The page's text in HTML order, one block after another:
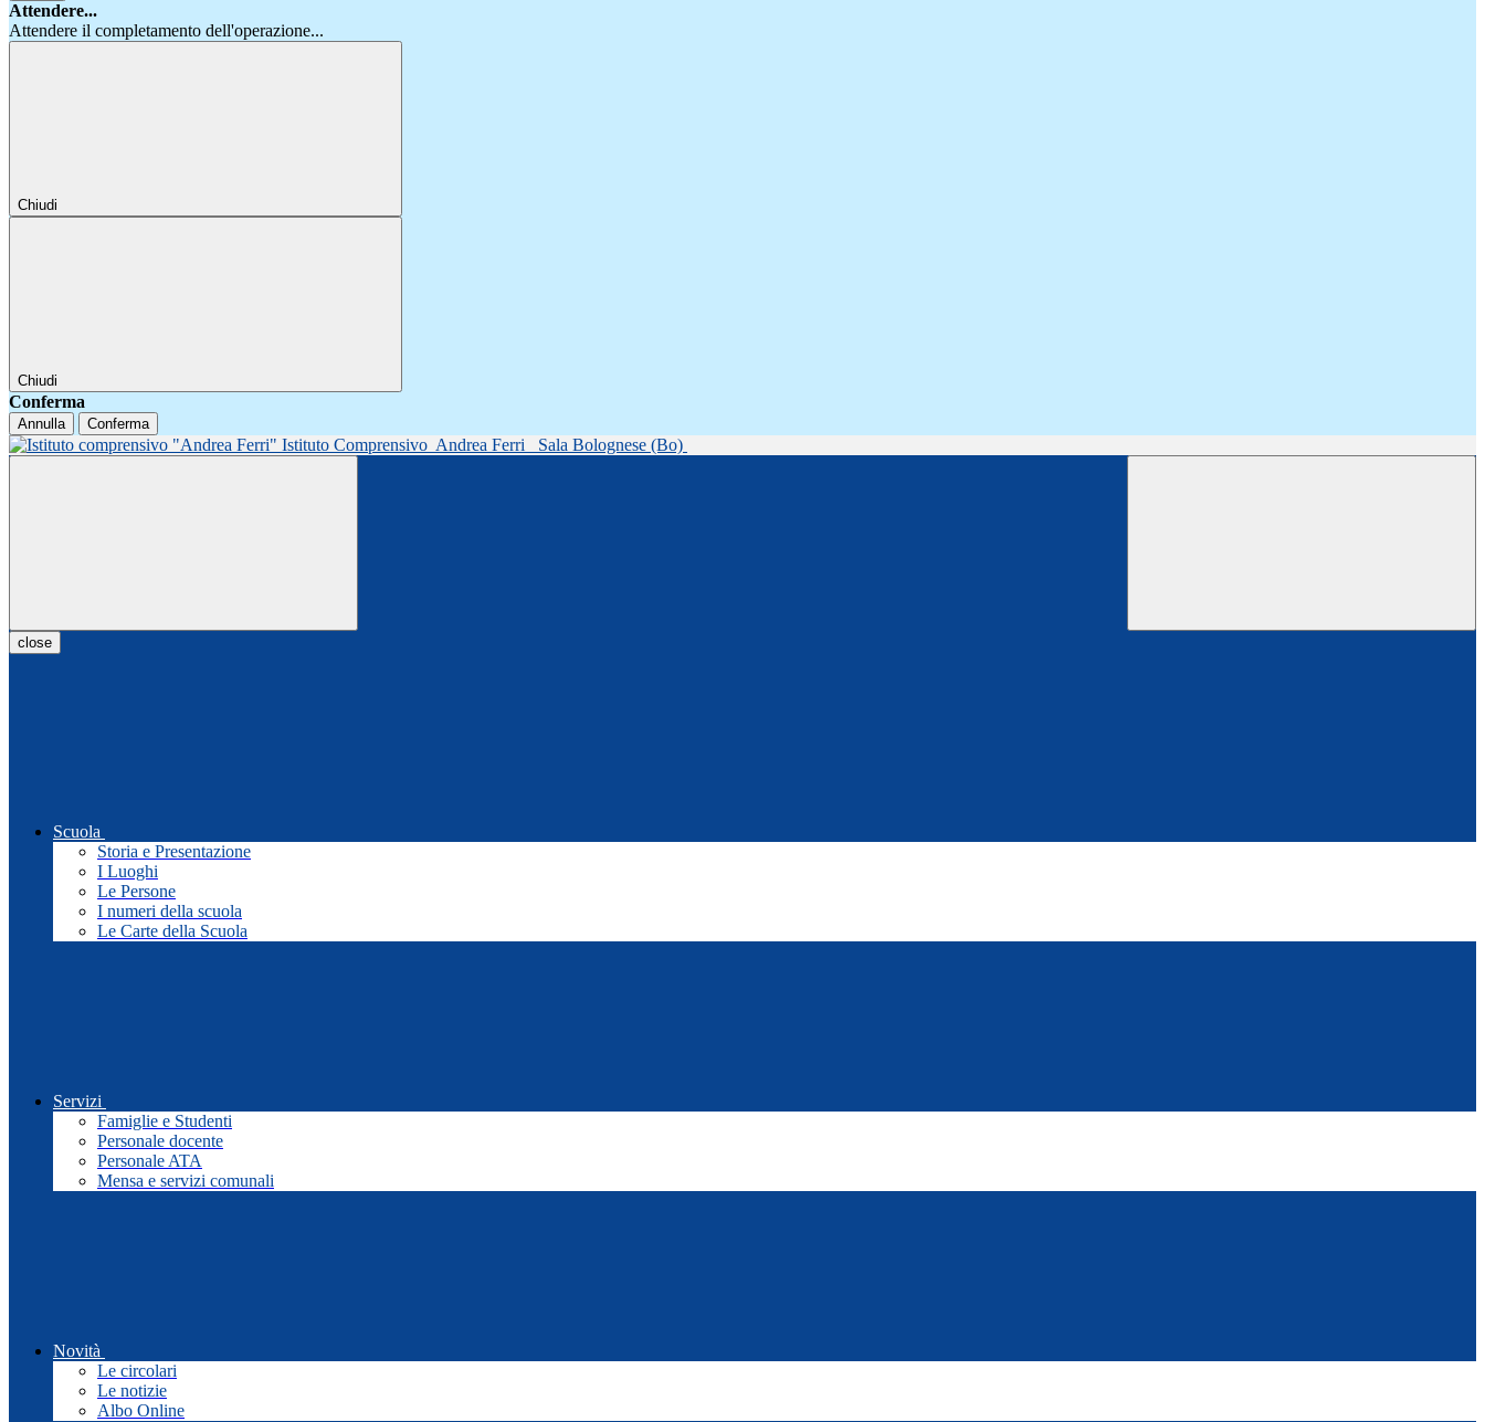
Attendere...
Attendere il completamento dell'operazione...
Chiudi
Chiudi
Conferma
Annulla Conferma
Istituto Comprensivo Andrea Ferri Sala Bolognese (Bo)
close
Scuola
Storia e Presentazione
I Luoghi
Le Persone
I numeri della scuola
Le Carte della Scuola
Servizi
Famiglie e Studenti
Personale docente
Personale ATA
Mensa e servizi comunali
Novità
Le circolari
Le notizie
Albo Online